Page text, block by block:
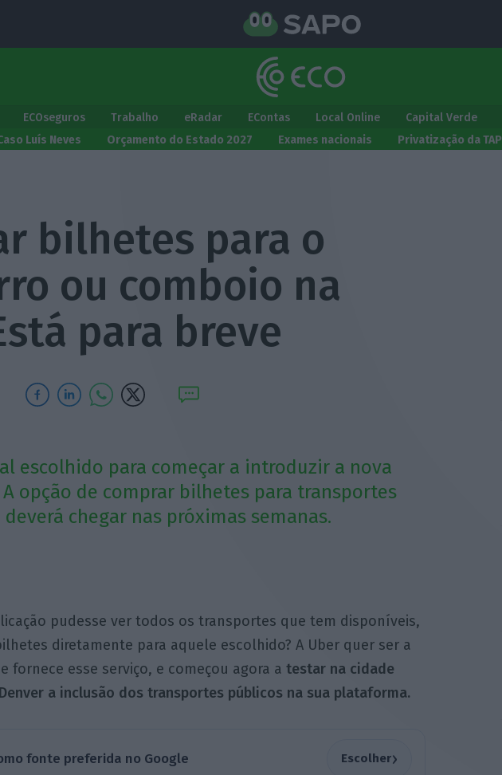
ECOseguros Trabalho eRadar EContas Local Online Capital Verde
Luís Neves
Orçamento do Estado 2027 Exames nacionais Privatização da TAP
bilhetes para o
ou comboio na
para breve
escolhido para começar a introduzir a nova
opção de comprar bilhetes para transportes
chegar nas próximas semanas.
pudesse ver todos os transportes que tem disponíveis,
diretamente para aquele escolhido? A Uber quer ser a
fornece esse serviço, e começou agora a testar na cidade
a inclusão dos transportes públicos na sua plataforma.
fonte preferida no Google Escolher›